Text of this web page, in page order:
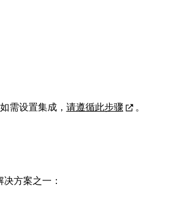
需设置集成， 请遵循此步骤 。
方案之一：